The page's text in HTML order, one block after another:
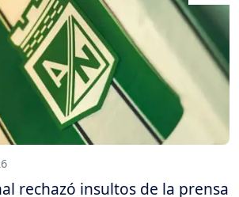
rechazó insultos de la prensa